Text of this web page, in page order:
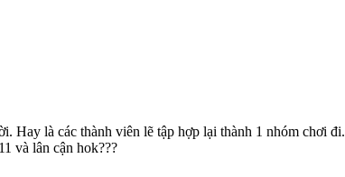
Hay là các thành viên lẽ tập hợp lại thành 1 nhóm chơi đi.
và lân cận hok???